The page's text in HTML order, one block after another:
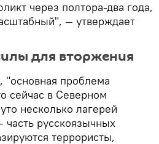
через полтора-два года,
— утверждает
для вторжения
"основная проблема
сейчас в Северном
несколько лагерей
часть русскоязычных
террористы,